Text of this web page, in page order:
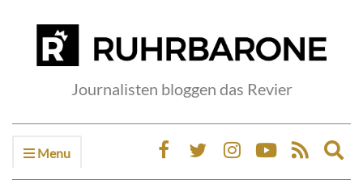
Journalisten bloggen das Revier
Menu